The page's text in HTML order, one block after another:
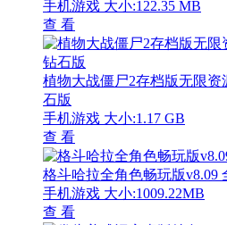
手机游戏 大小:122.35 MB
查 看
植物大战僵尸2存档版无限资
石版
手机游戏 大小:1.17 GB
查 看
格斗哈拉全角色畅玩版v8.09
手机游戏 大小:1009.22MB
查 看